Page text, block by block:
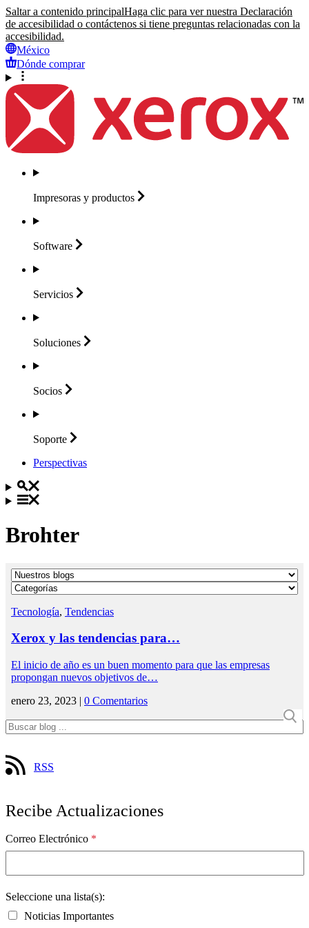
Saltar a contenido principalHaga clic para ver nuestra Declaración
de accesibilidad o contáctenos si tiene preguntas relacionadas con la
accesibilidad.
México
Dónde comprar
Impresoras y productos
Software
Servicios
Soluciones
Socios
Soporte
Perspectivas
Brohter
Tecnología, Tendencias
Xerox y las tendencias para…
El inicio de año es un buen momento para que las empresas
propongan nuevos objetivos de…
enero 23, 2023 | 0 Comentarios
RSS
Recibe Actualizaciones
Correo Electrónico *
Seleccione una lista(s):
Noticias Importantes